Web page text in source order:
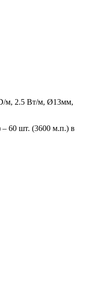
м, 2.5 Вт/м, Ø13мм,
– 60 шт. (3600 м.п.) в